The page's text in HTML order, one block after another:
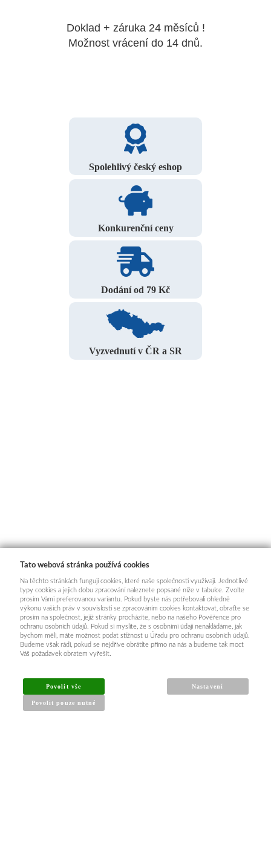
Doklad + záruka 24 měsíců !
Možnost vrácení do 14 dnů.
Spolehlivý český eshop
Konkurenční ceny
Dodání od 79 Kč
Vyzvednutí v ČR a SR
Tato webová stránka používá cookies
Na těchto stránkách fungují cookies, které naše společnosti využívají. Jednotlivé
typy cookies a jejich dobu zpracování naleznete popsané níže v tabulce. Zvolte
prosím Vámi preferovanou variantu. Pokud byste nás potřebovali ohledně
výkonu vašich práv v souvislosti se zpracováním cookies kontaktovat, obraťte se
prosím na společnost, jejíž stránky procházíte, nebo na našeho Pověřence pro
ochranu osobních údajů. Pokud si myslíte, že s osobními údaji nenakládáme, jak
bychom měli, máte možnost podat stížnost u Úřadu pro ochranu osobních údajů.
Budeme však rádi, pokud se nejdříve obrátíte přímo na nás a budeme tak moct
Váš požadavek obratem vyřešit.
Povolit vše
Povolit pouze nutné
Nastavení